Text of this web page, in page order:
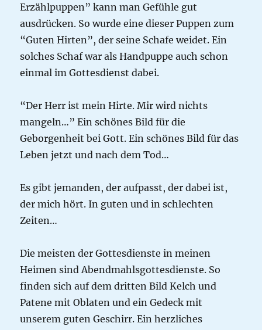
Erzählpuppen” kann man Gefühle gut
ausdrücken. So wurde eine dieser Puppen zum
“Guten Hirten”, der seine Schafe weidet. Ein
solches Schaf war als Handpuppe auch schon
einmal im Gottesdienst dabei.
“Der Herr ist mein Hirte. Mir wird nichts
mangeln…” Ein schönes Bild für die
Geborgenheit bei Gott. Ein schönes Bild für das
Leben jetzt und nach dem Tod…
Es gibt jemanden, der aufpasst, der dabei ist,
der mich hört. In guten und in schlechten
Zeiten…
Die meisten der Gottesdienste in meinen
Heimen sind Abendmahlsgottesdienste. So
finden sich auf dem dritten Bild Kelch und
Patene mit Oblaten und ein Gedeck mit
unserem guten Geschirr. Ein herzliches